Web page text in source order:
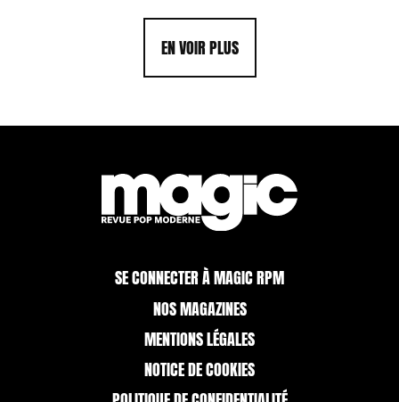
EN VOIR PLUS
SE CONNECTER À MAGIC RPM
NOS MAGAZINES
MENTIONS LÉGALES
NOTICE DE COOKIES